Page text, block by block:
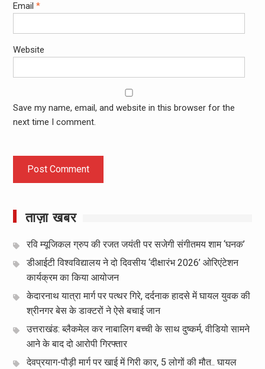
Email *
Website
Save my name, email, and website in this browser for the
next time I comment.
ताज़ा खबर
रवि म्यूजिकल ग्रुप की रजत जयंती पर सजेगी संगीतमय शाम ‘घनक’
डीआईटी विश्वविद्यालय ने दो दिवसीय ‘दीक्षारंभ 2026’ ओरिएंटेशन
कार्यक्रम का किया आयोजन
केदारनाथ यात्रा मार्ग पर पत्थर गिरे, दर्दनाक हादसे में घायल युवक की
श्रीनगर बेस के डाक्टरों ने ऐसे बचाई जान
उत्तराखंड: ब्लैकमेल कर नाबालिग बच्ची के साथ दुष्कर्म, वीडियो सामने
आने के बाद दो आरोपी गिरफ्तार
देवप्रयाग-पौड़ी मार्ग पर खाई में गिरी कार, 5 लोगों की मौत.. घायल